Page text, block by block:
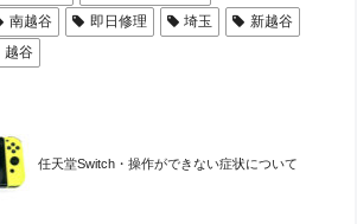
南越谷 即日修理 埼玉
新越谷
越谷
任天堂Switch・操作ができない症状について